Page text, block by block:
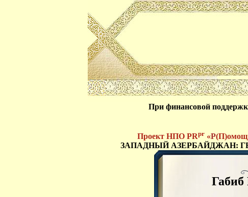
При финансовой
Проект НПО PRpr«Р (П)омощь
ЗАПАДНЫЙ АЗЕРБАЙДЖАН:
Габиб